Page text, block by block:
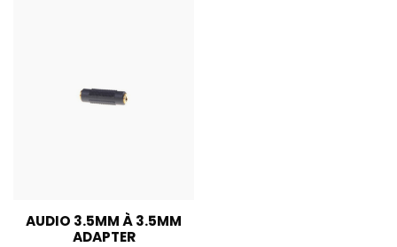
AUDIO 3.5MM À 3.5MM
ADAPTER